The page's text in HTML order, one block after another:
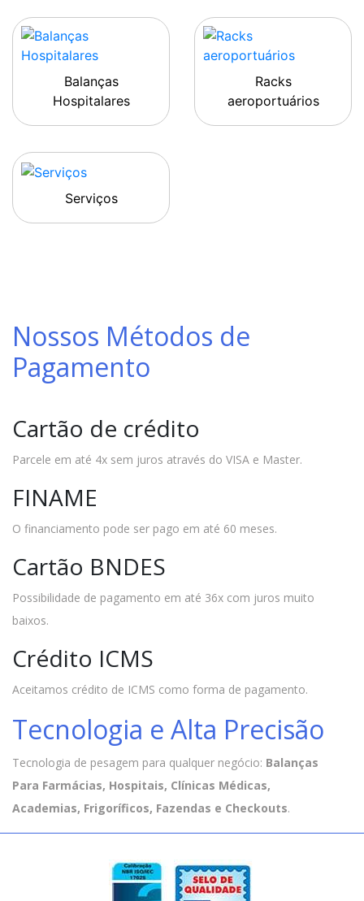
Balanças
Hospitalares
Racks
aeroportuários
Serviços
Nossos Métodos de
Pagamento
Cartão de crédito
Parcele em até 4x sem juros através do VISA e Master.
FINAME
O financiamento pode ser pago em até 60 meses.
Cartão BNDES
Possibilidade de pagamento em até 36x com juros muito
baixos.
Crédito ICMS
Aceitamos crédito de ICMS como forma de pagamento.
Tecnologia e Alta Precisão
Tecnologia de pesagem para qualquer negócio: Balanças
Para Farmácias, Hospitais, Clínicas Médicas,
Academias, Frigoríficos, Fazendas e Checkouts.